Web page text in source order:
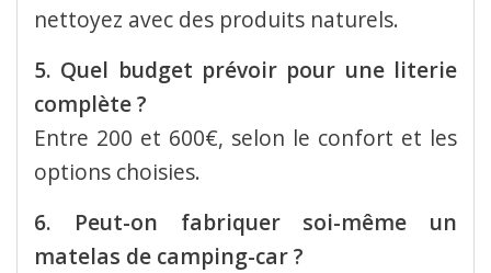
nettoyez avec des produits naturels.
5. Quel budget prévoir pour une literie
complète ?
Entre 200 et 600€, selon le confort et les
options choisies.
6. Peut-on fabriquer soi-même un
matelas de camping-car ?